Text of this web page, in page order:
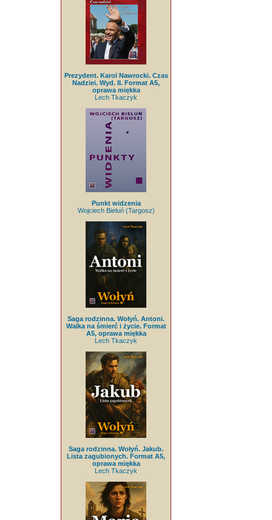
Prezydent. Karol Nawrocki. Czas
Nadziei. Wyd. II. Format A5,
oprawa miękka
Lech Tkaczyk
Punkt widzenia
Wojciech Bieluń (Targosz)
Saga rodzinna. Wołyń. Antoni.
Walka na śmierć i życie. Format
A5, oprawa miękka
Lech Tkaczyk
Saga rodzinna. Wołyń. Jakub.
Lista zagubionych. Format A5,
oprawa miękka
Lech Tkaczyk